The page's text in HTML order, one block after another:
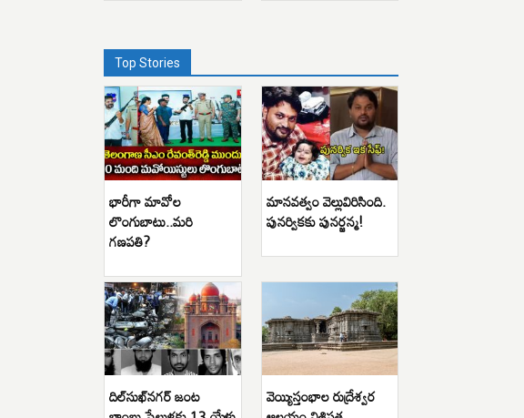
Top Stories
భారీగా మావోల
లొంగుబాటు..మరి
గణపతి?
మానవత్వం వెల్లువిరిసింది.
పునర్వికకు పునర్జన్మ!
దిల్‌సుఖ్‌నగర్ జంట వెయ్యిస్తంభాల రుద్రేశ్వర